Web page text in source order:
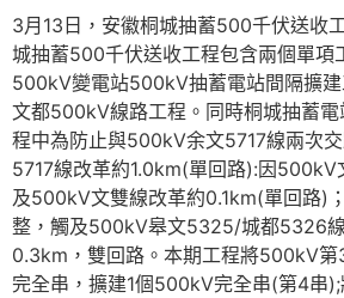
3月13日，安徽桐城抽蓄500千伏送收
城抽蓄500千伏送收工程包含兩個單項
500kV變電站500kV抽蓄電站間隔擴
文都500kV線路工程。同時桐城抽蓄
程中為防止與500kV余文5717線兩次
5717線改革約1.0km(單回路):因500kV
及500kV文雙線改革約0.1km(單回路)
整，觸及500kV皋文5325/城都5326
0.3km，雙回路。本期工程將500kV
完全串，擴建1個500kV完全串(第4串